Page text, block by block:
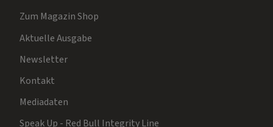
Zum Magazin Shop
Aktuelle Ausgabe
Newsletter
Kontakt
Mediadaten
Speak Up - Red Bull Integrity Line